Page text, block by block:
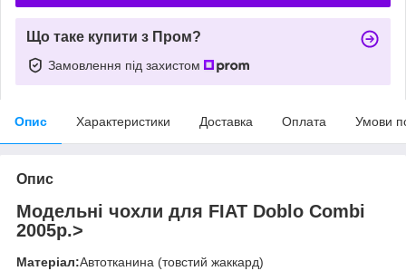
Що таке купити з Пром?
Замовлення під захистом
Опис Характеристики Доставка Оплата Умови
Опис
Модельні чохли для FIAT Doblo Combi
2005р.>
Матеріал:Автотканина (товстий жаккард)